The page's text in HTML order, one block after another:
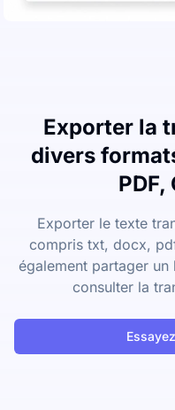
Exporter la
divers
PDF,
Exporter le texte
compris txt, docx,
également partager
consulter la